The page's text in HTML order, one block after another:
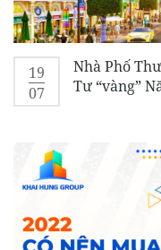
19
07
Nhà Phố
Tư “vàng”